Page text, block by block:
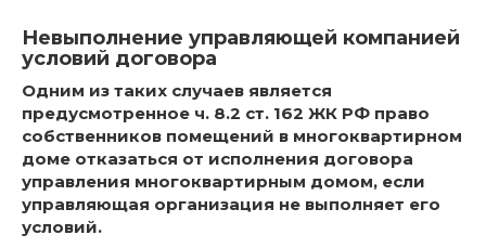
Невыполнение управляющей компанией
условий договора
Одним из таких случаев является
предусмотренное ч. 8.2 ст. 162 ЖК РФ право
собственников помещений в многоквартирном
доме отказаться от исполнения договора
управления многоквартирным домом, если
управляющая организация не выполняет его
условий.